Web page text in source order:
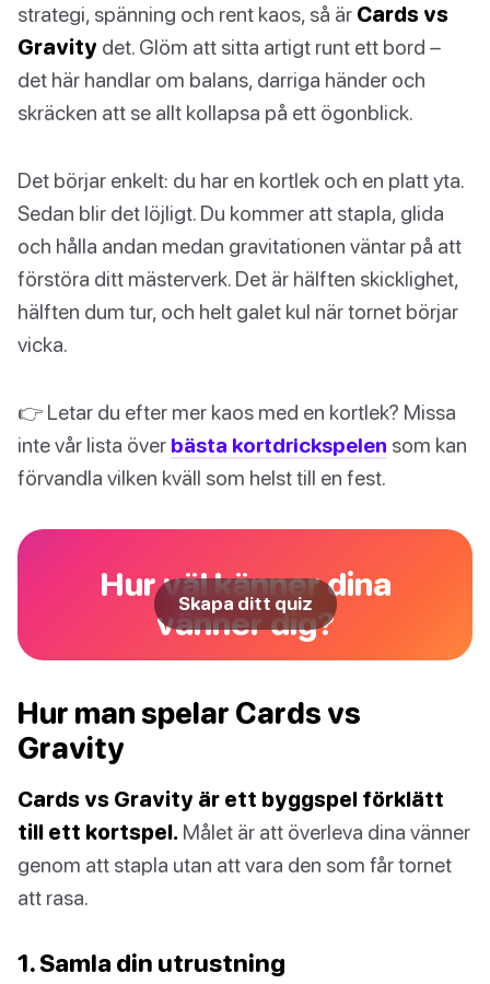
strategi, spänning och rent kaos, så är Cards vs
Gravity det. Glöm att sitta artigt runt ett bord –
det här handlar om balans, darriga händer och
skräcken att se allt kollapsa på ett ögonblick.
Det börjar enkelt: du har en kortlek och en platt yta.
Sedan blir det löjligt. Du kommer att stapla, glida
och hålla andan medan gravitationen väntar på att
förstöra ditt mästerverk. Det är hälften skicklighet,
hälften dum tur, och helt galet kul när tornet börjar
vicka.
👉 Letar du efter mer kaos med en kortlek? Missa
inte vår lista över bästa kortdrickspelen som kan
förvandla vilken kväll som helst till en fest.
Hur väl känner dina
vänner dig?
Skapa ditt quiz
Hur man spelar Cards vs
Gravity
Cards vs Gravity är ett byggspel förklätt
till ett kortspel. Målet är att överleva dina vänner
genom att stapla utan att vara den som får tornet
att rasa.
1. Samla din utrustning